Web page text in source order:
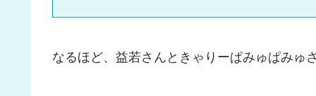
なるほど、益若さんときゃりーぱみゅぱみゅ